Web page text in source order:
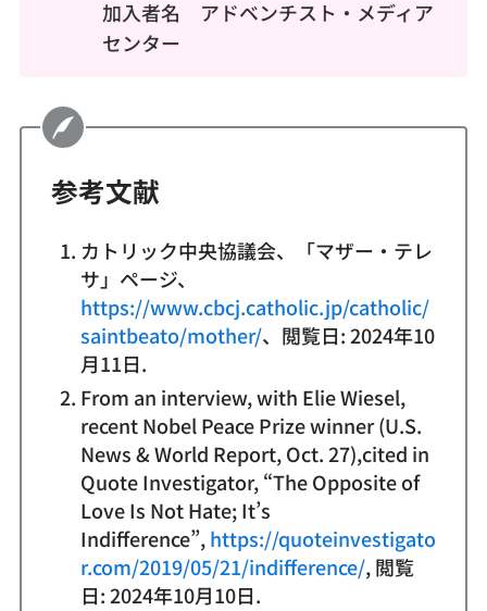
加入者名 アドベンチスト・メディア
センター
参考文献
カトリック中央協議会、「マザー・テレ
サ」ページ、
https://www.cbcj.catholic.jp/catholic/
saintbeato/mother/、閲覧日: 2024年10
月11日.
From an interview, with Elie Wiesel,
recent Nobel Peace Prize winner (U.S.
News & World Report, Oct. 27),cited in
Quote Investigator, “The Opposite of
Love Is Not Hate; It’s
Indifference”,https://quoteinvestigato
r.com/2019/05/21/indifference/, 閲覧
日: 2024年10月10日.